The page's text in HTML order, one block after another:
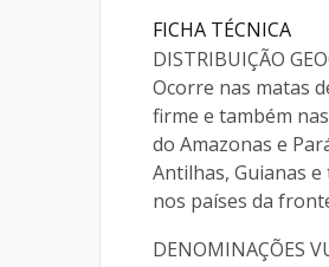
FICHA TÉCNICA
DISTRIBUIÇÃO
Ocorre nas matas
firme e também
do Amazonas e
Antilhas, Guianas e
nos países da
DENOMINAÇÕES